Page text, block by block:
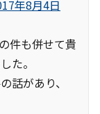
年8月4日
件も併せて貴
た。
話があり、